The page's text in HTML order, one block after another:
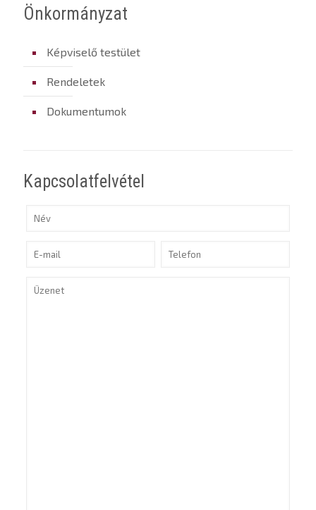
Önkormányzat
Képviselő testület
Rendeletek
Dokumentumok
Kapcsolatfelvétel